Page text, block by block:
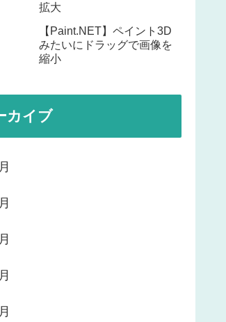
拡大
【Paint.NET】ペイント3D
みたいにドラッグで画像を
縮小
カイブ